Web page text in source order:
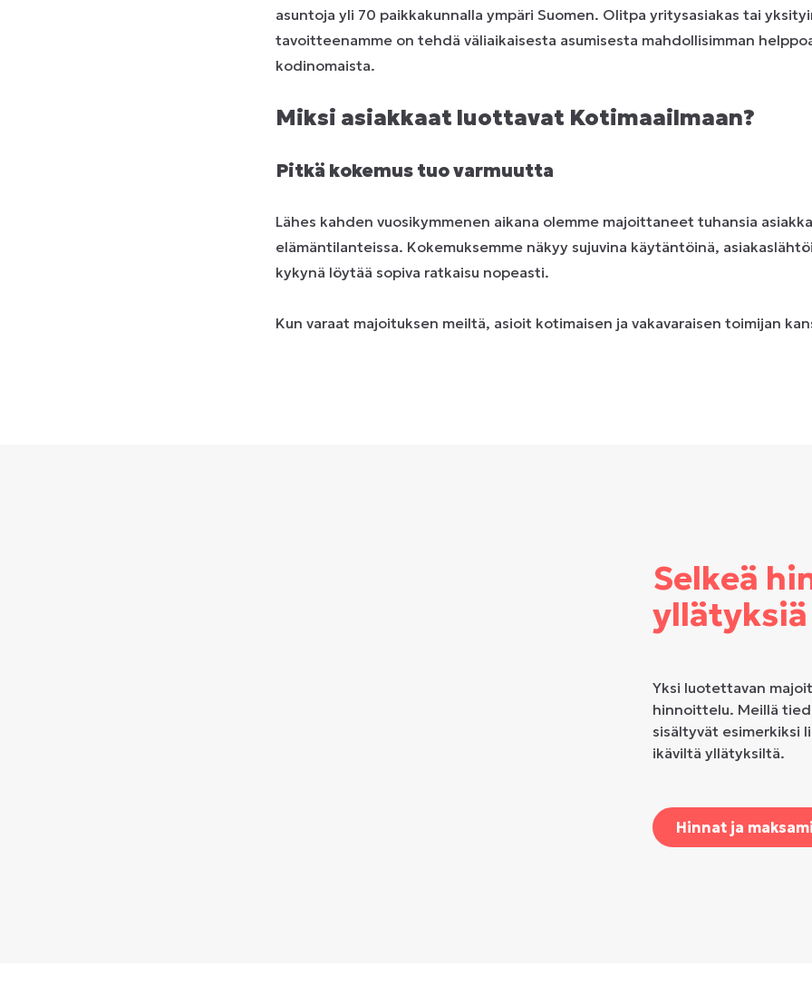
asuntoja yli 70 paikkakunnalla ympäri Suomen. Olitpa yritysasiakas tai
tavoitteenamme on tehdä väliaikaisesta asumisesta mahdollisimman
kodinomaista.
Miksi asiakkaat luottavat Kotimaailmaan?
Pitkä kokemus tuo varmuutta
Lähes kahden vuosikymmenen aikana olemme majoittaneet tuhansia
elämäntilanteissa. Kokemuksemme näkyy sujuvina käytäntöinä,
kykynä löytää sopiva ratkaisu nopeasti.
Kun varaat majoituksen meiltä, asioit kotimaisen ja vakavaraisen toimijan
Selkeä
yllätyksiä
Yksi luotettavan
hinnoittelu. Meillä
sisältyvät esimerkiksi
ikäviltä yllätyksiltä.
Hinnat ja